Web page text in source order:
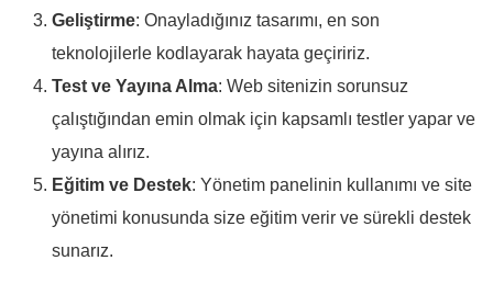
Geliştirme: Onayladığınız tasarımı, en son
teknolojilerle kodlayarak hayata geçiririz.
Test ve Yayına Alma: Web sitenizin sorunsuz
çalıştığından emin olmak için kapsamlı testler yapar ve
yayına alırız.
Eğitim ve Destek: Yönetim panelinin kullanımı ve site
yönetimi konusunda size eğitim verir ve sürekli destek
sunarız.